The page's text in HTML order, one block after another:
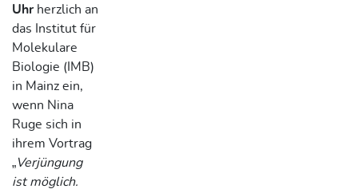
Uhrherzlich an
das Institut für
Molekulare
Biologie (IMB)
in Mainz ein,
wenn Nina
Ruge sich in
ihrem Vortrag
„Verjüngung
ist möglich.